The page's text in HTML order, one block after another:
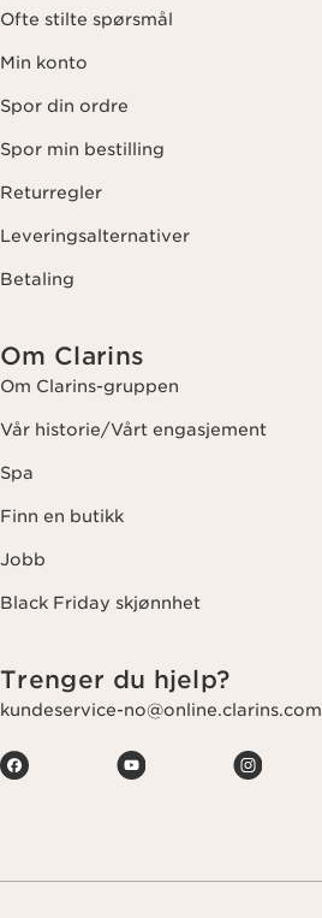
Ofte stilte spørsmål
Min konto
Spor din ordre
Spor min bestilling
Returregler
Leveringsalternativer
Betaling
Om Clarins
Om Clarins-gruppen
Vår historie/Vårt engasjement
Spa
Finn en butikk
Jobb
Black Friday skjønnhet
Trenger du hjelp?
kundeservice-no@online.clarins.com